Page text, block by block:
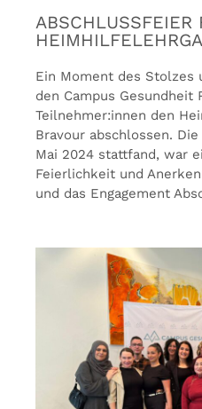
ABSCHLUSSFEIER
Ein Moment des Stolzes
den Campus Gesundheit
Teilnehmer:innen den
Bravour abschlossen.
Mai 2024 stattfand, war
Feierlichkeit und
und das Engagement